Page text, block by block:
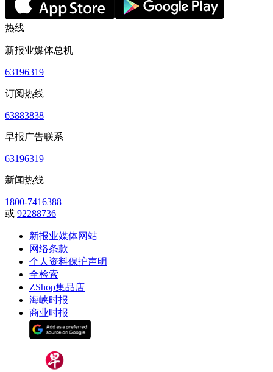
热线
新报业媒体总机
63196319
订阅热线
63883838
早报广告联系
63196319
新闻热线
1800-7416388
或 92288736
新报业媒体网站
网络条款
个人资料保护声明
全检索
ZShop集品店
海峡时报
商业时报